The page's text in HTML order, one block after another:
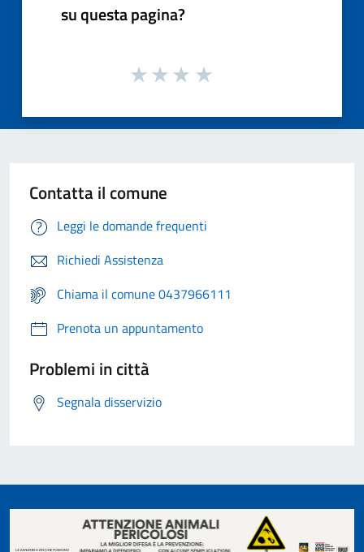
su questa pagina?
Contatta il comune
Leggi le domande frequenti
Richiedi Assistenza
Chiama il comune 0437966111
Prenota un appuntamento
Problemi in città
Segnala disservizio